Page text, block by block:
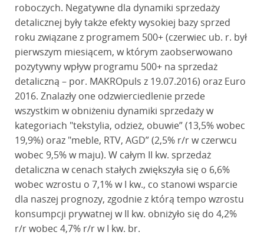
roboczych. Negatywne dla dynamiki sprzedaży
detalicznej były także efekty wysokiej bazy sprzed
roku związane z programem 500+ (czerwiec ub. r. był
pierwszym miesiącem, w którym zaobserwowano
pozytywny wpływ programu 500+ na sprzedaż
detaliczną – por. MAKROpuls z 19.07.2016) oraz Euro
2016. Znalazły one odzwierciedlenie przede
wszystkim w obniżeniu dynamiki sprzedaży w
kategoriach "tekstylia, odzież, obuwie” (13,5% wobec
19,9%) oraz "meble, RTV, AGD” (2,5% r/r w czerwcu
wobec 9,5% w maju). W całym II kw. sprzedaż
detaliczna w cenach stałych zwiększyła się o 6,6%
wobec wzrostu o 7,1% w I kw., co stanowi wsparcie
dla naszej prognozy, zgodnie z którą tempo wzrostu
konsumpcji prywatnej w II kw. obniżyło się do 4,2%
r/r wobec 4,7% r/r w I kw. br.